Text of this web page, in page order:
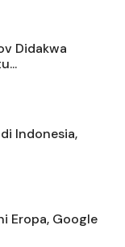
Didakwa
Indonesia,
Eropa, Google